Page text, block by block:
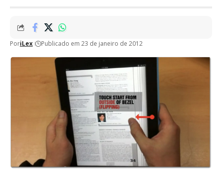
PoriLex Publicado em 23 de janeiro de 2012